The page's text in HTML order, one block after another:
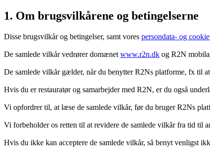
1. Om brugsvilkårene og betingelserne
Disse brugsvilkår og betingelser, samt vores persondata- og
De samlede vilkår vedrører domænet www.r2n.dk og R2N
De samlede vilkår gælder, når du benytter R2Ns platforme, fx til
Hvis du er restauratør og samarbejder med R2N, er du også
Vi opfordrer til, at læse de samlede vilkår, før du bruger R2Ns
Vi forbeholder os retten til at revidere de samlede vilkår fra tid til
Hvis du ikke kan acceptere de samlede vilkår, så benyt venligst